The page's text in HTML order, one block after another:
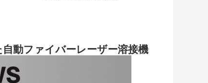
動ファイバーレーザー溶接機